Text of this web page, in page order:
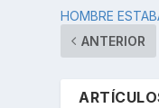
HOMBRE
ANTERIOR